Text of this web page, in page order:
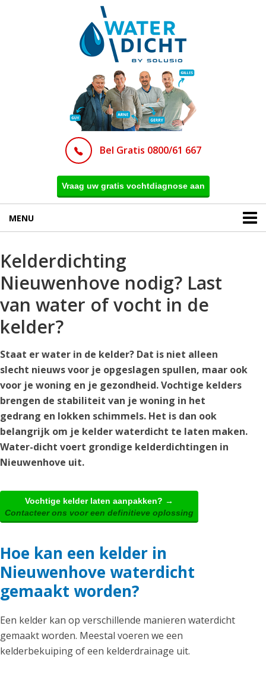
Bel Gratis 0800/61 667
Vraag uw gratis vochtdiagnose aan
MENU
Kelderdichting
Nieuwenhove nodig? Last
van water of vocht in de
kelder?
Staat er water in de kelder? Dat is niet alleen
slecht nieuws voor je opgeslagen spullen, maar ook
voor je woning en je gezondheid. Vochtige kelders
brengen de stabiliteit van je woning in het
gedrang en lokken schimmels. Het is dan ook
belangrijk om je kelder waterdicht te laten maken.
Water-dicht voert grondige kelderdichtingen in
Nieuwenhove uit.
Vochtige kelder laten aanpakken? →
Contacteer ons voor een definitieve oplossing
Hoe kan een kelder in
Nieuwenhove waterdicht
gemaakt worden?
Een kelder kan op verschillende manieren waterdicht
gemaakt worden. Meestal voeren we een
kelderbekuiping of een kelderdrainage uit.